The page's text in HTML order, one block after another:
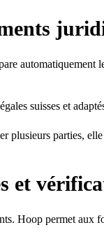
automatiquement
suisses et
plusieurs parties,
et
Hoop permet aux